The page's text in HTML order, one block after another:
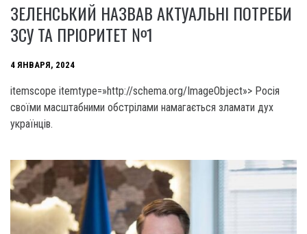
ЗЕЛЕНСЬКИЙ НАЗВАВ АКТУАЛЬНІ ПОТРЕБИ
ЗСУ ТА ПРІОРИТЕТ №1
4 ЯНВАРЯ, 2024
itemscope itemtype=»http://schema.org/ImageObject»> Росія
своїми масштабними обстрілами намагається зламати дух
українців.